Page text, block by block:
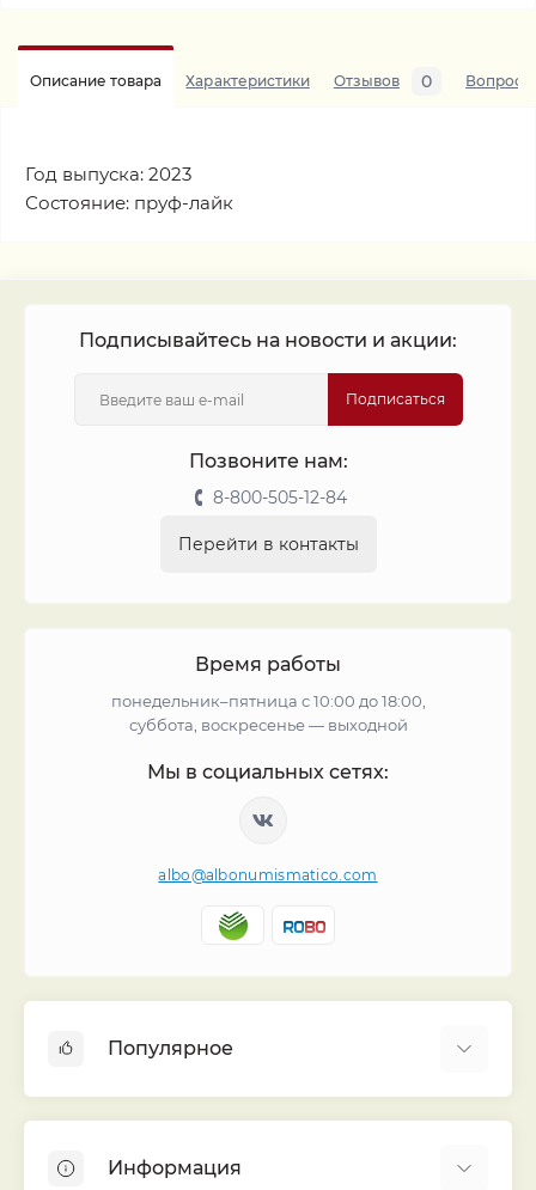
Описание товара Характеристики Отзывов 0 Вопросы
Год выпуска: 2023
Состояние: пруф-лайк
Подписывайтесь на новости и акции:
Подписаться
Позвоните нам:
8-800-505-12-84
Перейти в контакты
Время работы
понедельник–пятница с 10:00 до 18:00,
суббота, воскресенье — выходной
Мы в социальных сетях:
albo@albonumismatico.com
Популярное
Монеты
Информация